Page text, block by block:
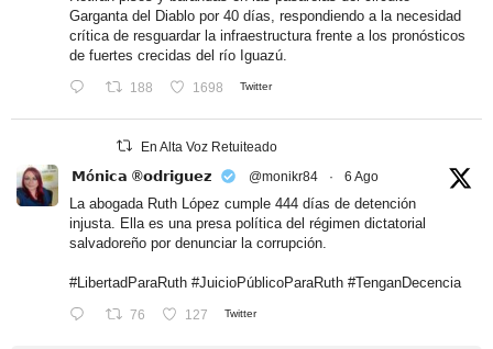
Garganta del Diablo por 40 días, respondiendo a la necesidad
crítica de resguardar la infraestructura frente a los pronósticos
de fuertes crecidas del río Iguazú.
188 1698 Twitter
En Alta Voz Retuiteado
𝗠ó𝗻𝗶𝗰𝗮 ®𝗼𝗱𝗿𝗶𝗴𝘂𝗲𝘇 @monikr84 · 6 Ago
La abogada Ruth López cumple 444 días de detención
injusta. Ella es una presa política del régimen dictatorial
salvadoreño por denunciar la corrupción.
#LibertadParaRuth #JuicioPúblicoParaRuth #TenganDecencia
76 127 Twitter